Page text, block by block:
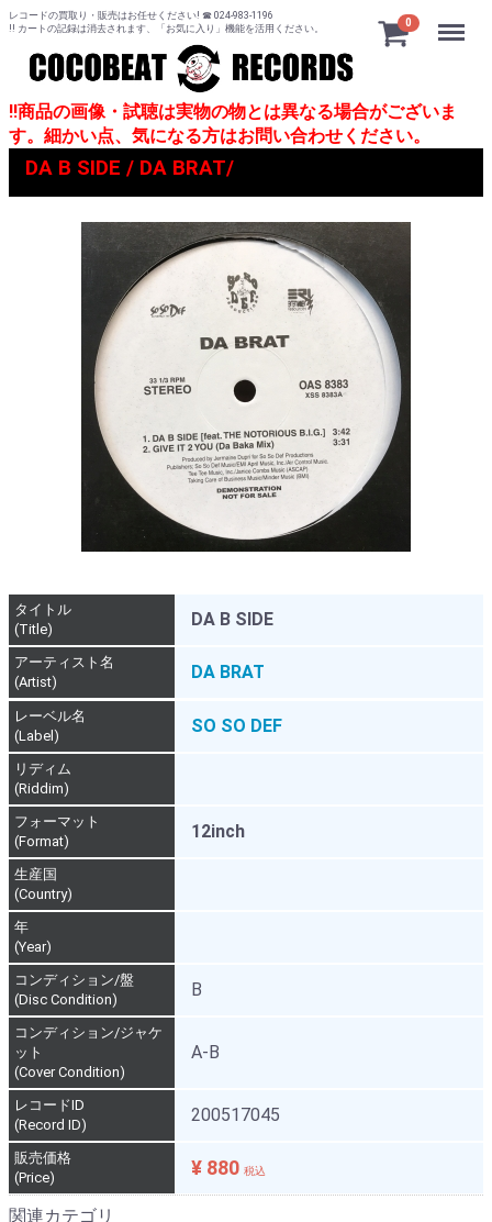
レコードの買取り・販売はお任せください! ☎ 024-983-1196
!! カートの記録は消去されます、「お気に入り」機能を活用ください。
0 Menu
!!商品の画像・試聴は実物の物とは異なる場合がございま
す。細かい点、気になる方はお問い合わせください。
DA B SIDE / DA BRAT/
タイトル
(Title)
DA B SIDE
アーティスト名
(Artist)
DA BRAT
レーベル名
(Label)
SO SO DEF
リディム
(Riddim)
フォーマット
(Format)
12inch
生産国
(Country)
年
(Year)
コンディション/盤
(Disc Condition)
B
コンディション/ジャケ
ット
(Cover Condition)
A-B
レコードID
(Record ID)
200517045
販売価格
(Price)
¥ 880 税込
関連カテゴリ